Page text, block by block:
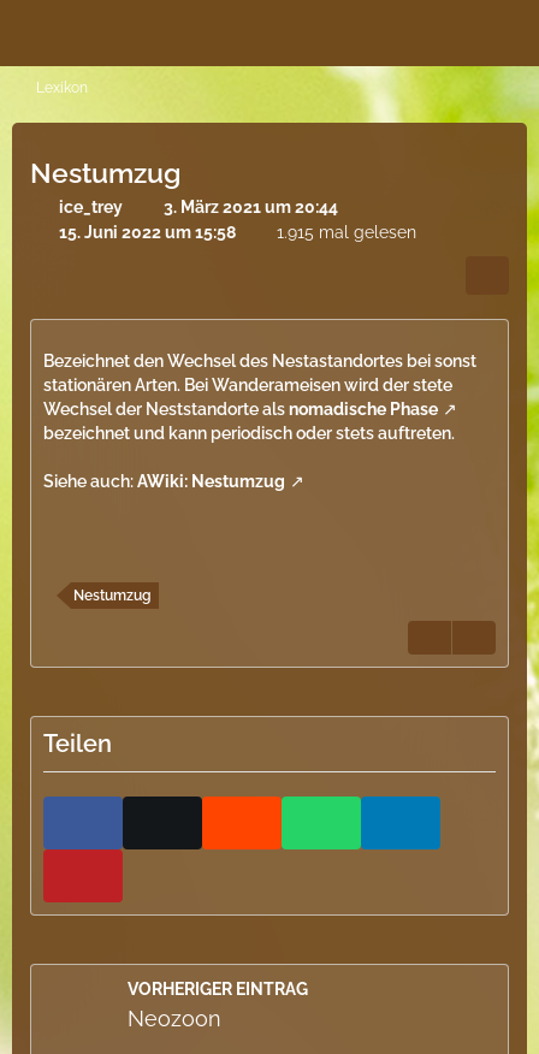
Lexikon
Nestumzug
ice_trey
3. März 2021 um 20:44
15. Juni 2022 um 15:58
1.915 mal gelesen
Bezeichnet den Wechsel des Nestastandortes bei sonst
stationären Arten. Bei Wanderameisen wird der stete
Wechsel der Neststandorte alsnomadische Phase
bezeichnet und kann periodisch oder stets auftreten.
Siehe auch:AWiki: Nestumzug
Nestumzug
Teilen
VORHERIGER EINTRAG
Neozoon